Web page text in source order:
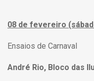
08 de fevereiro
Ensaios de Carnaval
André Rio, Bloco das